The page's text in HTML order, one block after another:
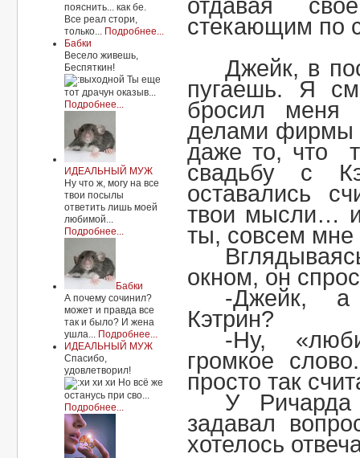
пояснить... как бе.
Все реал стори,
только... Подробнее...
Бабки
Весело живешь,
Беспяткин!
Ты еще
тот драчун оказыв...
Подробнее...
ИДЕАЛЬНЫЙ МУЖ
Ну что ж, могу на все
твои посылы
ответить лишь моей
любимой...
Подробнее...
Бабки
А почему сочинил?
может и правда все
так и было? И жена
ушла... Подробнее...
ИДЕАЛЬНЫЙ МУЖ
Спасибо,
удовлетворил!
Но всё же
останусь при сво...
Подробнее...
отдавая
стекающим по
Джейк, в
пугаешь. Я
бросил меня
делами фирмы
даже то, что
свадьбу с
оставались
твои мысли… и
ты, совсем
окном, он
-Джейк,
Кэтрин?
-Ну,
громкое
просто так
У
задавал
хотелось